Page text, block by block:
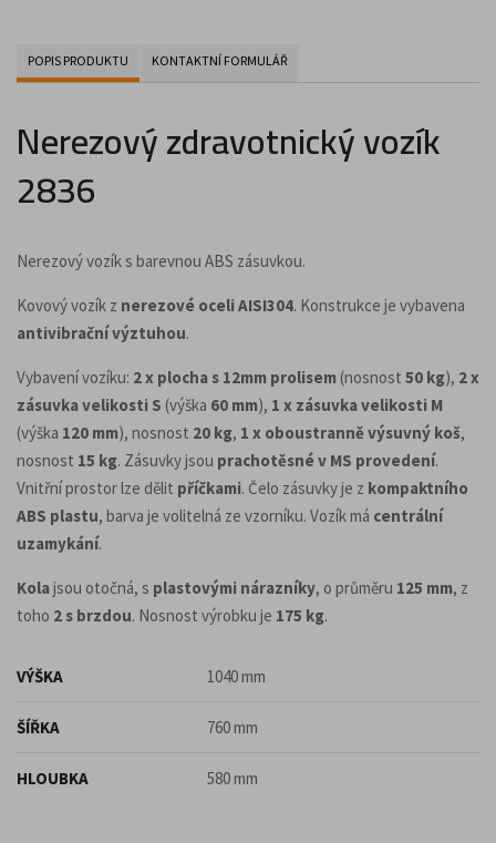
POPIS PRODUKTU KONTAKTNÍ FORMULÁŘ
Nerezový zdravotnický vozík
2836
Nerezový vozík s barevnou ABS zásuvkou.
Kovový vozík z nerezové oceli AISI304. Konstrukce je vybavena
antivibrační výztuhou.
Vybavení vozíku: 2 x plocha s 12mm prolisem (nosnost 50 kg), 2 x
zásuvka velikosti S (výška 60 mm), 1 x zásuvka velikosti M
(výška 120 mm), nosnost 20 kg, 1 x oboustranně výsuvný koš,
nosnost 15 kg. Zásuvky jsou prachotěsné v MS provedení.
Vnitřní prostor lze dělit příčkami. Čelo zásuvky je z kompaktního
ABS plastu, barva je volitelná ze vzorníku. Vozík má centrální
uzamykání.
Kolajsou otočná, s plastovými nárazníky, o průměru 125 mm, z
toho 2 s brzdou. Nosnost výrobku je 175 kg.
VÝŠKA 1040 mm
ŠÍŘKA 760 mm
HLOUBKA 580 mm